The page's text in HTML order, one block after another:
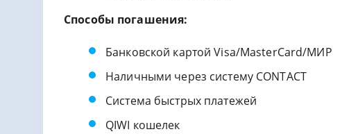
Способы погашения:
Банковской картой Visa/MasterCard/МИР
Наличными через систему CONTACT
Система быстрых платежей
QIWI кошелек